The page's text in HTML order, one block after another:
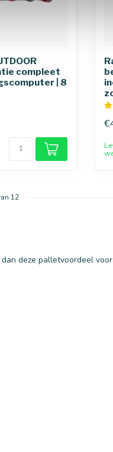
compleet
| 8
12
deze palletvoordeel